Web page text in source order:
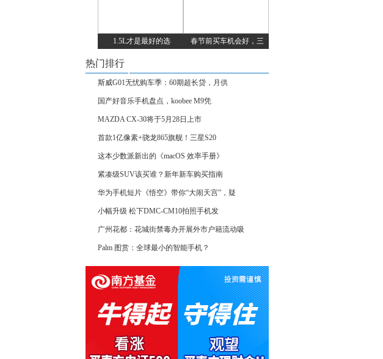
1.5L才是最好的选 春节前买车机会好，三
热门排行
斯威G01无忧购车季：60期超长贷，月供
国产好音乐手机盘点，koobee M9凭
MAZDA CX-30将于5月28日上市
首款1亿像素+骁龙865旗舰！三星S20
这本少数派新出的《macOS 效率手册》
紧凑级SUV该买谁？新年新车购买指南
华为手机短片《悟空》带你“大闹天宫”，疑
小幅升级 松下DMC-CM10拍照手机发
广州花都：花城街禁毒办开展外市户籍流动吸
Palm 图赏：全球最小的智能手机？